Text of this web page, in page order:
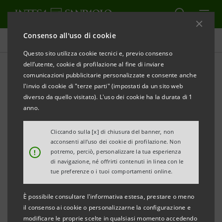
Consenso all'uso di cookie
Questo sito utilizza cookie tecnici e, previo consenso
dell’utente, cookie di profilazione al fine di inviare
comunicazioni pubblicitarie personalizzate e consente anche
l'invio di cookie di "terze parti" (impostati da un sito web
diverso da quello visitato). L'uso dei cookie ha la durata di 1
anno.
!
Cliccando sulla [x] di chiusura del banner, non
acconsenti all’uso dei cookie di profilazione. Non
potremo, perciò, personalizzare la tua esperienza
di navigazione, né offrirti contenuti in linea con le
tue preferenze o i tuoi comportamenti online.
È possibile consultare l'informativa estesa, prestare o meno
il consenso ai cookie o personalizzarne la configurazione e
modificare le proprie scelte in qualsiasi momento accedendo
Comunicati stampa
STAMPA AGGIORNA
INTESA SANPAOLO: VARIAZIONE DEL CAPITALE
SOCIALE
comunica la nuova composizione del capitale sociale
sottoscritto e versato, conseguente all’annullamento,
effettuato il 22 ottobre 2025, di tutte le azioni proprie
acquistate in esecuzione del programma di
comunicato al mercato il 26 maggio 2025, avviato il 2
giugno 2025 e concluso il 17 ottobre 2025(°). Sono